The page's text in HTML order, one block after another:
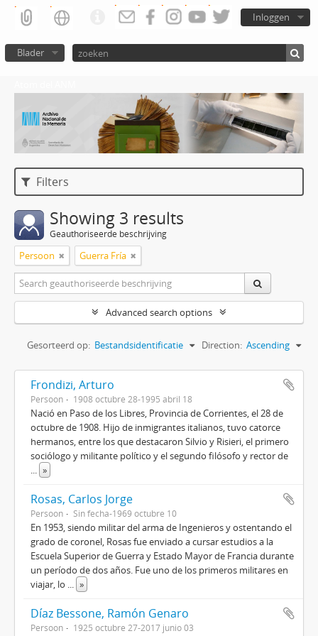
Inloggen
Blader
Filters
Showing 3 results
Geauthoriseerde beschrijving
Persoon Guerra Fría
Advanced search options
Gesorteerd op: Bestandsidentificatie Direction: Ascending
Frondizi, Arturo
Persoon 1908 octubre 28-1995 abril 18
Nació en Paso de los Libres, Provincia de Corrientes, el 28 de
octubre de 1908. Hijo de inmigrantes italianos, tuvo catorce
hermanos, entre los que destacaron Silvio y Risieri, el primero
sociólogo y militante político y el segundo filósofo y rector de
... »
Rosas, Carlos Jorge
Persoon Sin fecha-1969 octubre 10
En 1953, siendo militar del arma de Ingenieros y ostentando el
grado de coronel, Rosas fue enviado a cursar estudios a la
Escuela Superior de Guerra y Estado Mayor de Francia durante
un período de dos años. Fue uno de los primeros militares en
viajar, lo ... »
Díaz Bessone, Ramón Genaro
Persoon 1925 octubre 27-2017 junio 03